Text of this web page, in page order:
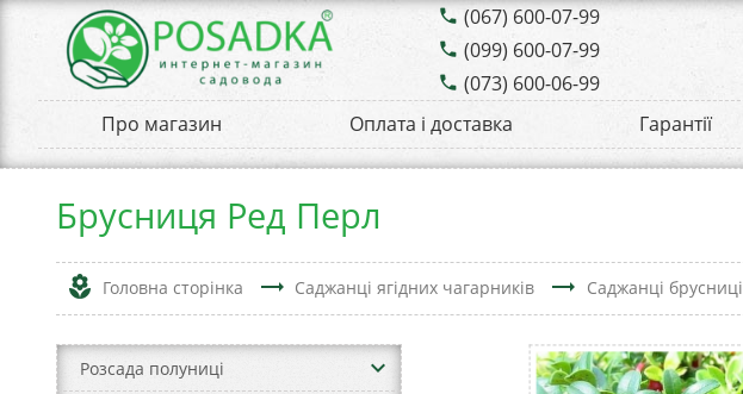
phone (067) 600-07-99
phone (099) 600-07-99
phone (073) 600-06-99
Про магазин Оплата і доставка Гарантії
Брусниця Ред Перл
local_florist Головна сторінка trending_flat Саджанці ягідних чагарників trending_flat Саджанці брусниці
Розсада полуниці keyboard_arrow_down